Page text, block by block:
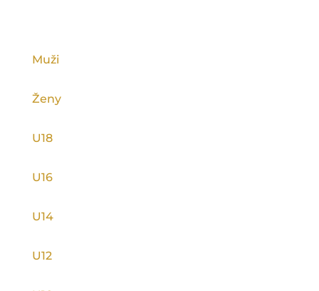
Muži
Ženy
U18
U16
U14
U12